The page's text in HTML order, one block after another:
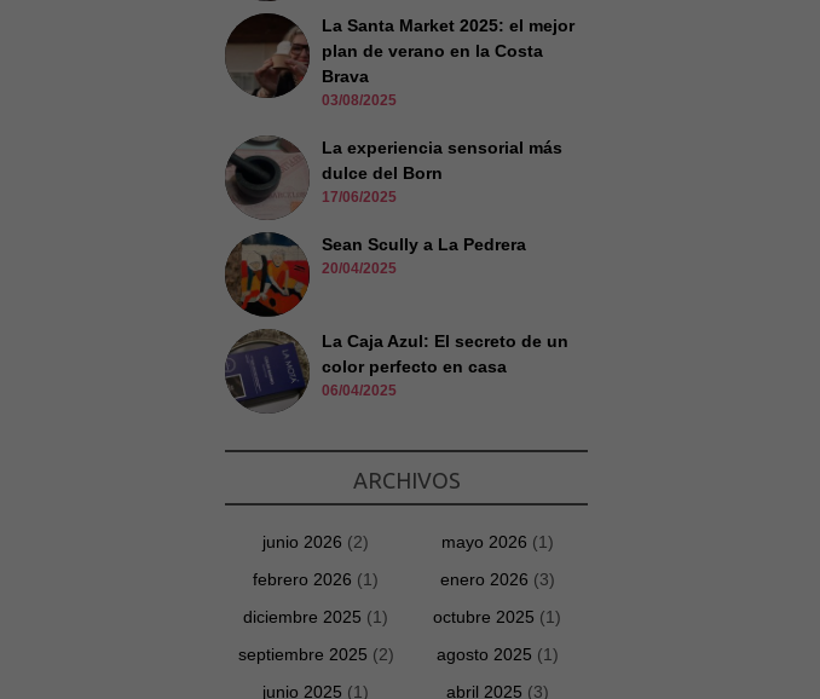
La Santa Market 2025: el mejor
plan de verano en la Costa
Brava
03/08/2025
La experiencia sensorial más
dulce del Born
17/06/2025
Sean Scully a La Pedrera
20/04/2025
La Caja Azul: El secreto de un
color perfecto en casa
06/04/2025
ARCHIVOS
junio 2026 (2) mayo 2026 (1)
febrero 2026 (1) enero 2026 (3)
diciembre 2025 (1) octubre 2025 (1)
septiembre 2025 (2) agosto 2025 (1)
junio 2025 (1) abril 2025 (3)